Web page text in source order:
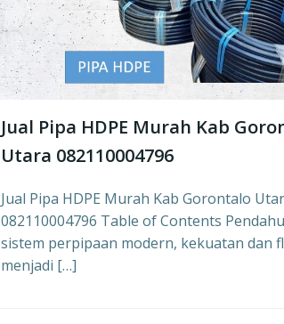
Jual Pipa HDPE Murah Kab
Utara 082110004796
Jual Pipa HDPE Murah Kab Gorontalo
082110004796 Table of Contents
sistem perpipaan modern, kekuatan dan
menjadi […]